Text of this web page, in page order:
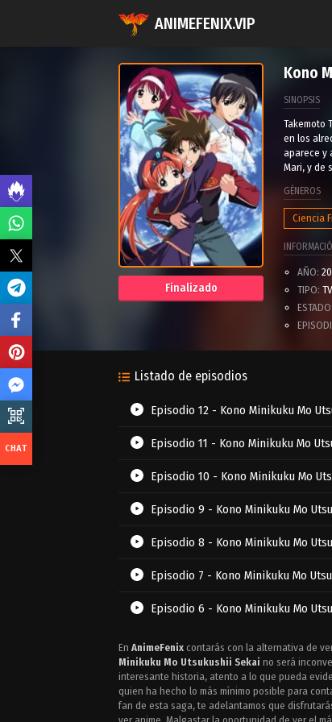
ANIMEFENIX.VIP
Finalizado
Kono
SINOPSIS
Takemoto
en los
aparece y
Mari, y de
GÉNEROS
Ciencia
AÑO:
TIPO: TV
ESTADO:
Listado de episodios
Episodio 12 - Kono Minikuku Mo
Episodio 11 - Kono Minikuku Mo
Episodio 10 - Kono Minikuku Mo
Episodio 9 - Kono Minikuku Mo
Episodio 8 - Kono Minikuku Mo
Episodio 7 - Kono Minikuku Mo
Episodio 6 - Kono Minikuku Mo
Episodio 5 - Kono Minikuku Mo
Episodio 4 - Kono Minikuku Mo
Episodio 3 - Kono Minikuku Mo
En AnimeFenix contarás con la alternativa de
Minikuku Mo Utsukushii Sekai no será
interesante historia, atento a lo que pueda
quien ha hecho lo más mínimo posible para
fan de esta saga, te adelantamos que